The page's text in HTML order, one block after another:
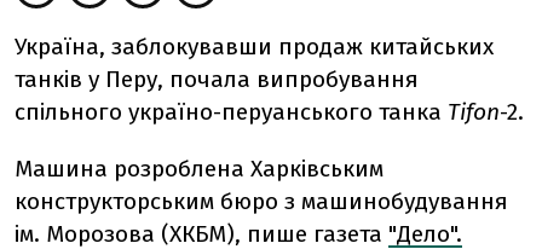
Україна, заблокувавши продаж китайських
танків у Перу, почала випробування
спільного україно-перуанського танка Tifon-2.
Машина розроблена Харківським
конструкторським бюро з машинобудування
ім. Морозова (ХКБМ), пише газета "Дело".